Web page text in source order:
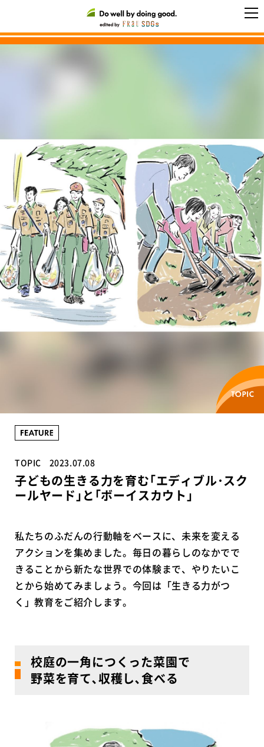
TOPIC 2023.07.08
子どもの生きる力を育む｢エディブル･スク
ールヤード｣と｢ボーイスカウト｣
私たちのふだんの行動軸をベースに、未来を変える
アクションを集めました。毎日の暮らしのなかでで
きることから新たな世界での体験まで、やりたいこ
とから始めてみましょう。今回は「生きる力がつ
く」教育をご紹介します。
校庭の一角につくった菜園で
野菜を育て､収穫し､食べる